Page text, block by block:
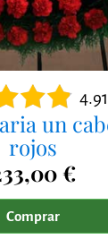
un
rojos
€
Comprar